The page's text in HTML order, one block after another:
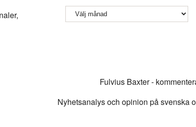
Arkiv
Fulvius Baxter -
Nyhetsanalys och opinion på svenska